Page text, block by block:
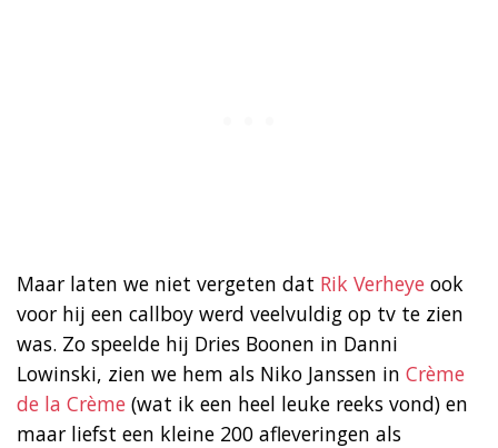
Maar laten we niet vergeten dat Rik Verheye ook
voor hij een callboy werd veelvuldig op tv te zien
was. Zo speelde hij Dries Boonen in Danni
Lowinski, zien we hem als Niko Janssen in Crème
de la Crème (wat ik een heel leuke reeks vond) en
maar liefst een kleine 200 afleveringen als